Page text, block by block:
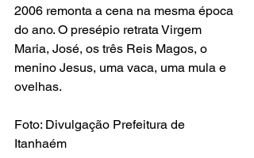
2006 remonta a cena na mesma época
do ano. O presépio retrata Virgem
Maria, José, os três Reis Magos, o
menino Jesus, uma vaca, uma mula e
ovelhas.
Foto: Divulgação Prefeitura de
Itanhaém